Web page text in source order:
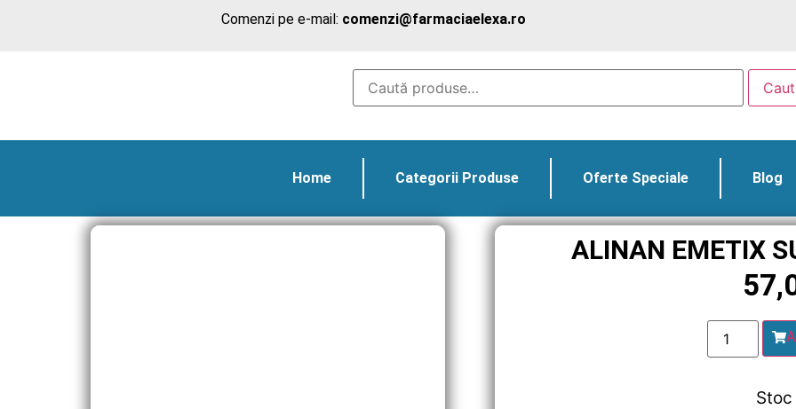
Comenzi pe e-mail: comenzi@farmaciaelexa.ro
Home Categorii Produse Oferte Speciale Blog
ALINAN EMETIX